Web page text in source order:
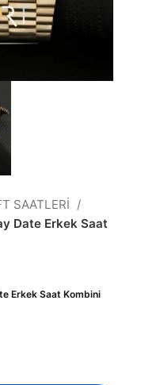
SAATLERİ
Date Erkek Saat
Erkek Saat Kombini